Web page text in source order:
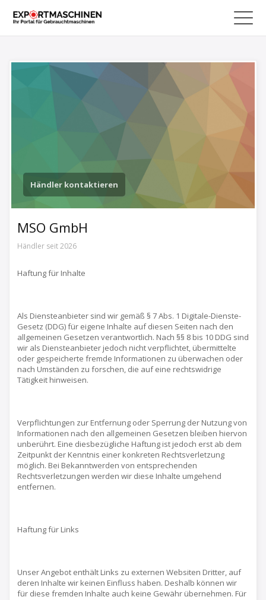
Händler kontaktieren
MSO GmbH
Händler seit 2026
Haftung für Inhalte
Als Diensteanbieter sind wir gemäß § 7 Abs. 1 Digitale-Dienste-
Gesetz (DDG) für eigene Inhalte auf diesen Seiten nach den
allgemeinen Gesetzen verantwortlich. Nach §§ 8 bis 10 DDG sind
wir als Diensteanbieter jedoch nicht verpflichtet, übermittelte
oder gespeicherte fremde Informationen zu überwachen oder
nach Umständen zu forschen, die auf eine rechtswidrige
Tätigkeit hinweisen.
Verpflichtungen zur Entfernung oder Sperrung der Nutzung von
Informationen nach den allgemeinen Gesetzen bleiben hiervon
unberührt. Eine diesbezügliche Haftung ist jedoch erst ab dem
Zeitpunkt der Kenntnis einer konkreten Rechtsverletzung
möglich. Bei Bekanntwerden von entsprechenden
Rechtsverletzungen werden wir diese Inhalte umgehend
entfernen.
Haftung für Links
Unser Angebot enthält Links zu externen Websiten Dritter, auf
deren Inhalte wir keinen Einfluss haben. Deshalb können wir
für diese fremden Inhalte auch keine Gewähr übernehmen. Für